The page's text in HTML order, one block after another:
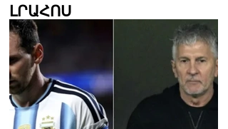
ԼՐԱՀՈՍ